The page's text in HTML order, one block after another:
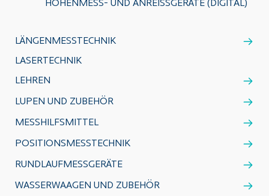
HÖHENMESS- UND ANREISSGERÄTE (DIGITAL)
LÄNGENMESSTECHNIK
LASERTECHNIK
LEHREN
LUPEN UND ZUBEHÖR
MESSHILFSMITTEL
POSITIONSMESSTECHNIK
RUNDLAUFMESSGERÄTE
WASSERWAAGEN UND ZUBEHÖR